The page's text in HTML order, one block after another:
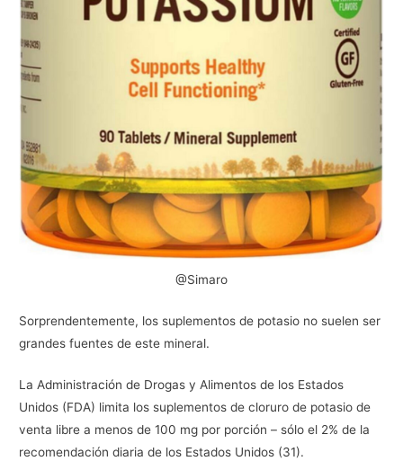
@Simaro
Sorprendentemente, los suplementos de potasio no suelen ser
grandes fuentes de este mineral.
La Administración de Drogas y Alimentos de los Estados
Unidos (FDA) limita los suplementos de cloruro de potasio de
venta libre a menos de 100 mg por porción – sólo el 2% de la
recomendación diaria de los Estados Unidos (31).